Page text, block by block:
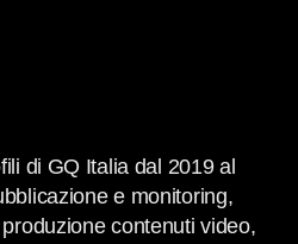
di GQ Italia dal 2019 al
e monitoring,
contenuti video,